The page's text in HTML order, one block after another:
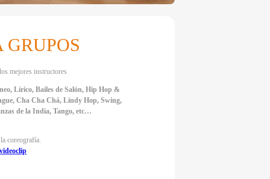
mejores instructores
Lírico, Bailes de Salón, Hip Hop &
Cha Cha Chá, Lindy Hop, Swing,
de la India, Tango, etc…
coreografía.
videoclip